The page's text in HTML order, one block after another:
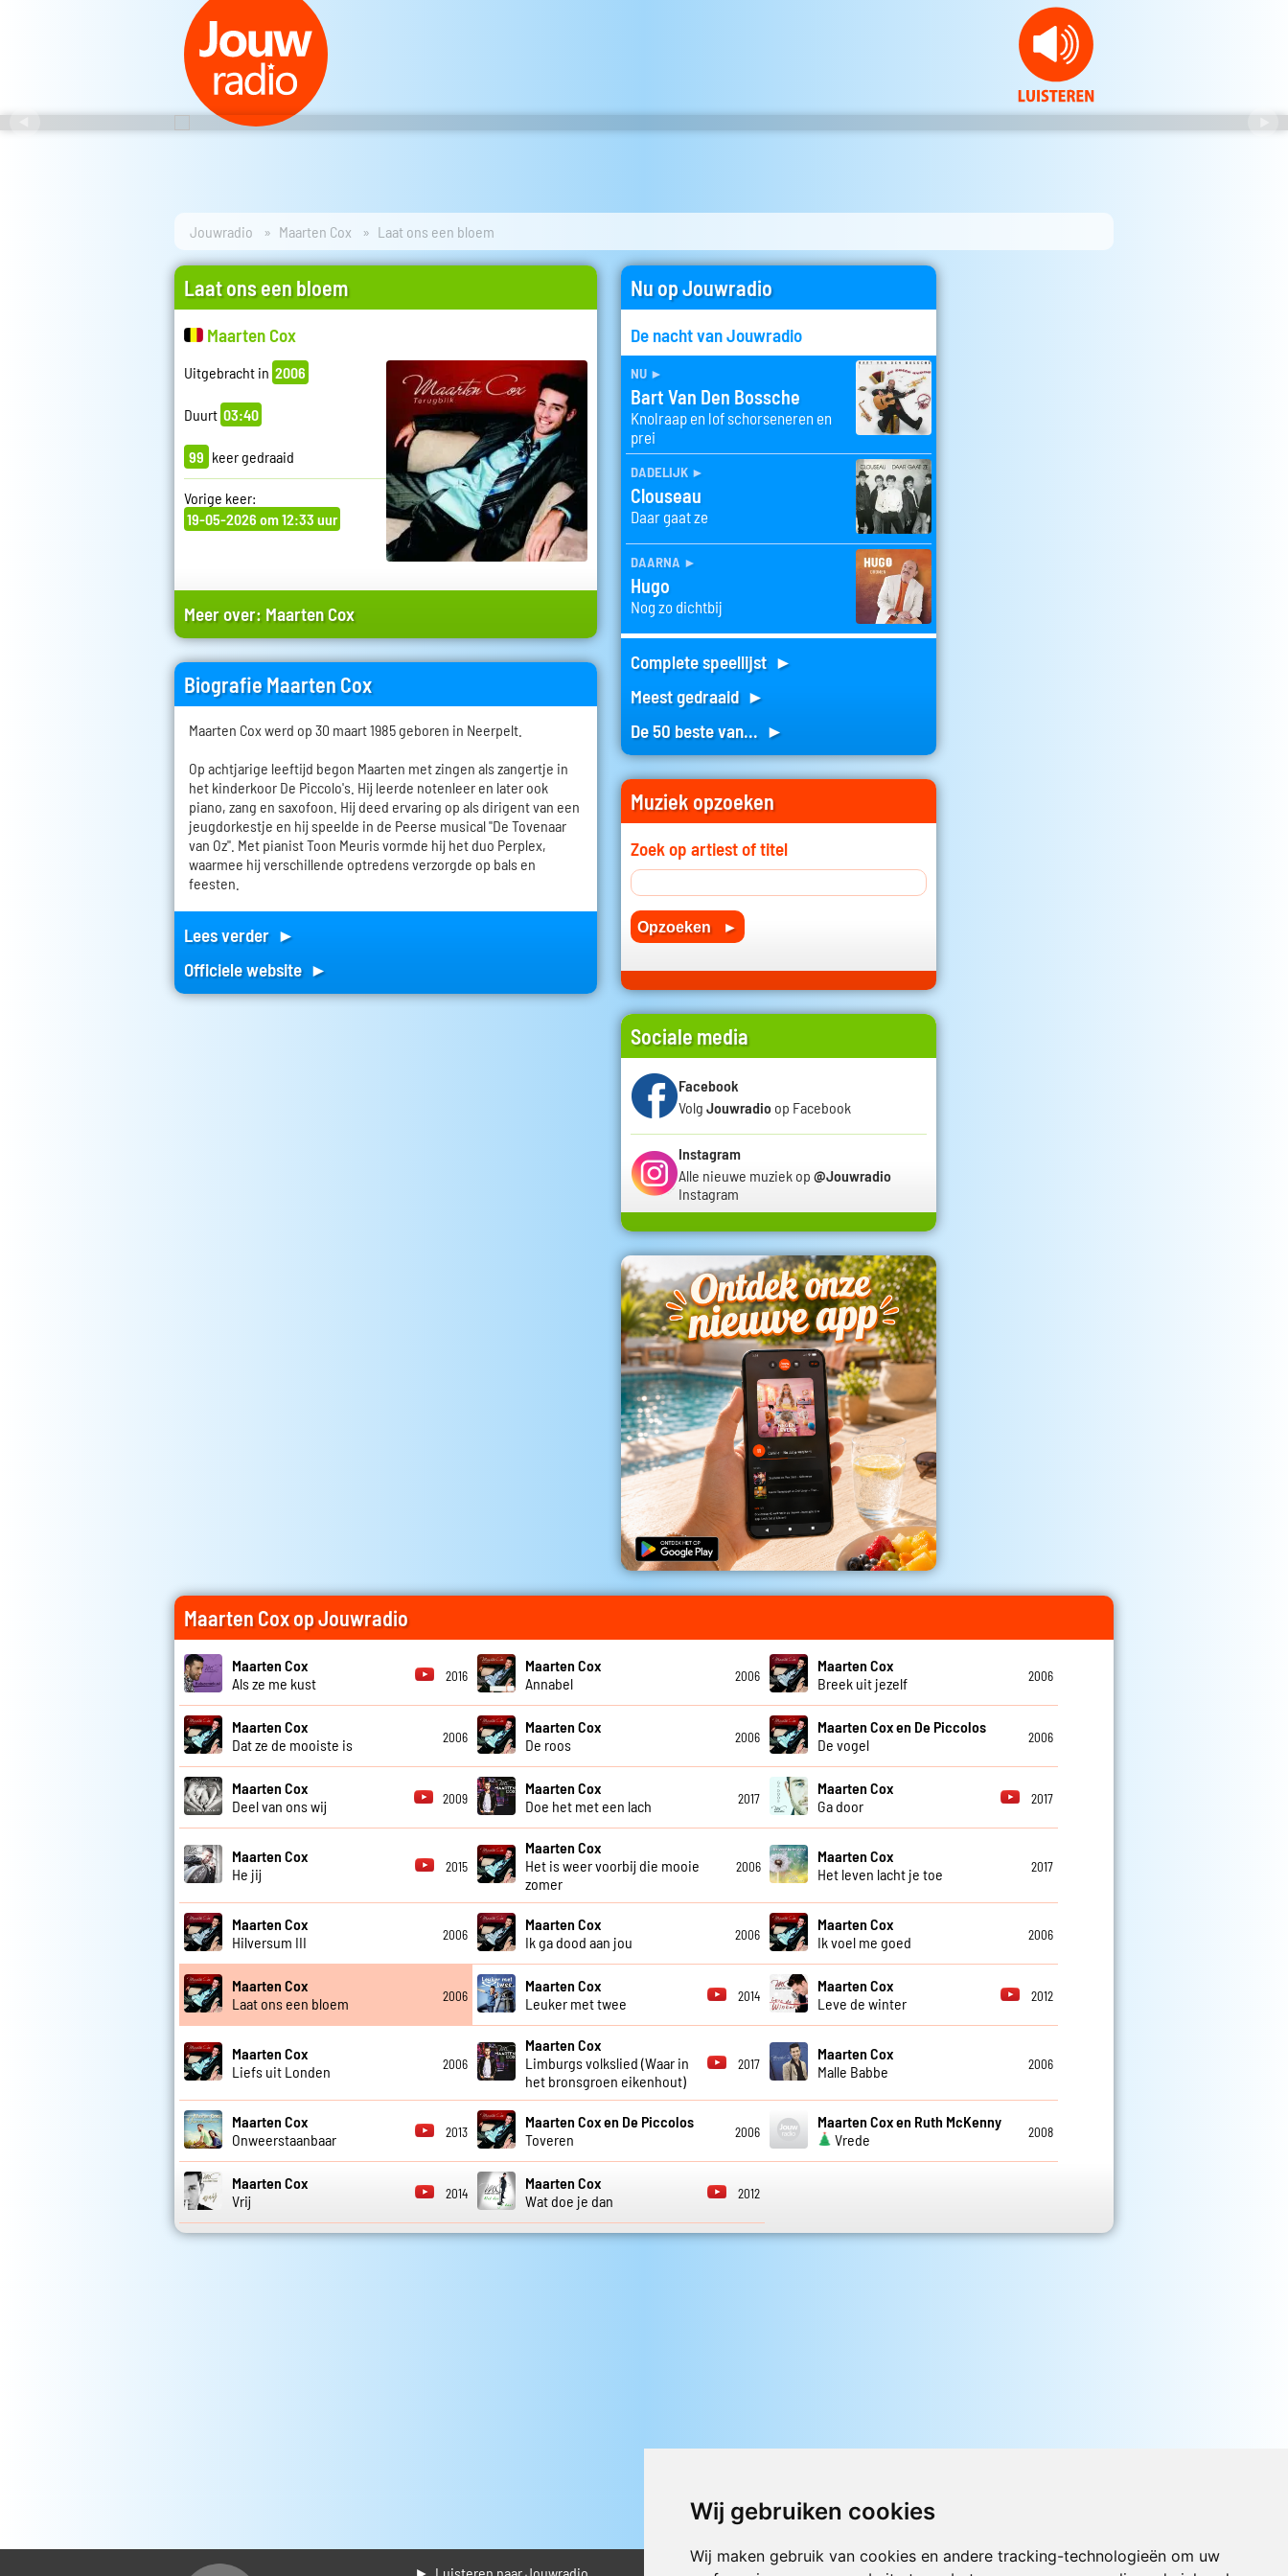
Wij gebruiken cookies
Wij maken gebruik van cookies en andere tracking-technologieën om uw
Jouwradio Maarten Cox Laat ons een bloem
Laat ons een bloem
Maarten Cox
Uitgebracht in 2006
Duurt 03:40
99 keer gedraaid
Vorige keer:
19-05-2026 om 12:33 uur
Meer over: Maarten Cox
Biografie Maarten Cox
Maarten Cox werd op 30 maart 1985 geboren in Neerpelt.
Op achtjarige leeftijd begon Maarten met zingen als zangertje in
het kinderkoor De Piccolo's. Hij leerde notenleer en later ook
piano, zang en saxofoon. Hij deed ervaring op als dirigent van een
jeugdorkestje en hij speelde in de Peerse musical "De Tovenaar
van Oz". Met pianist Toon Meuris vormde hij het duo Perplex,
waarmee hij verschillende optredens verzorgde op bals en
feesten.
Lees verder ►
Officiele website ►
Nu op Jouwradio
De nacht van Jouwradio
nu ►
Bart Van Den Bossche
Knolraap en lof schorseneren en
prei
dadelijk ►
Clouseau
Daar gaat ze
daarna ►
Hugo
Nog zo dichtbij
Complete speellijst ►
Meest gedraaid ►
De 50 beste van... ►
Muziek opzoeken
Zoek op artiest of titel
Sociale media
Facebook
Volg Jouwradio op Facebook
Instagram
Alle nieuwe muziek op @Jouwradio
Instagram
Maarten Cox op Jouwradio
Maarten Cox
Als ze me kust
2016
Maarten Cox
Annabel
2006
Maarten Cox
Breek uit jezelf
2006
Maarten Cox
Dat ze de mooiste is
2006
Maarten Cox
De roos
2006
Maarten Cox en De Piccolos
De vogel
2006
Maarten Cox
Deel van ons wij
2009
Maarten Cox
Doe het met een lach
2017
Maarten Cox
Ga door
2017
Maarten Cox
He jij
2015
Maarten Cox
Het is weer voorbij die mooie
zomer
2006
Maarten Cox
Het leven lacht je toe
2017
Maarten Cox
Hilversum III
2006
Maarten Cox
Ik ga dood aan jou
2006
Maarten Cox
Ik voel me goed
2006
Maarten Cox
Laat ons een bloem
2006
Maarten Cox
Leuker met twee
2014
Maarten Cox
Leve de winter
2012
Maarten Cox
Liefs uit Londen
2006
Maarten Cox
Limburgs volkslied (Waar in
het bronsgroen eikenhout)
2017
Maarten Cox
Malle Babbe
2006
Maarten Cox
Onweerstaanbaar
2013
Maarten Cox en De Piccolos
Toveren
2006
Maarten Cox en Ruth McKenny
Vrede
2008
Maarten Cox
Vrij
2014
Maarten Cox
Wat doe je dan
2012